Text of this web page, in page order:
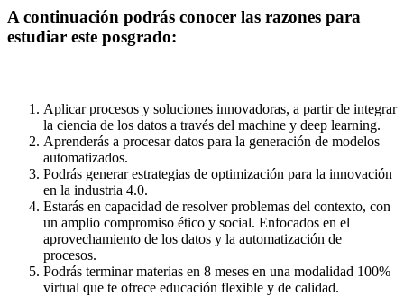
A continuación podrás conocer las razones para
estudiar este posgrado:
Aplicar procesos y soluciones innovadoras, a partir de integrar
la ciencia de los datos a través del machine y deep learning.
Aprenderás a procesar datos para la generación de modelos
automatizados.
Podrás generar estrategias de optimización para la innovación
en la industria 4.0.
Estarás en capacidad de resolver problemas del contexto, con
un amplio compromiso ético y social. Enfocados en el
aprovechamiento de los datos y la automatización de
procesos.
Podrás terminar materias en 8 meses en una modalidad 100%
virtual que te ofrece educación flexible y de calidad.